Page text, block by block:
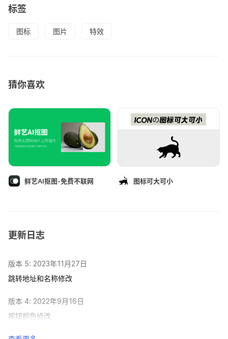
标签
图标 图片 特效
猜你喜欢
鲜艺AI抠图-免费不联网 图标可大可小
更新日志
版本 5: 2023年11月27日
跳转地址和名称修改
版本 4: 2022年9月16日
按钮颜色修改